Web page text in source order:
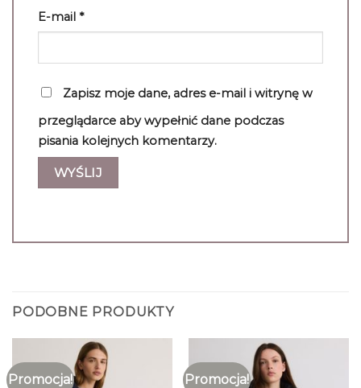
E-mail *
Zapisz moje dane, adres e-mail i witrynę w
przeglądarce aby wypełnić dane podczas
pisania kolejnych komentarzy.
PODOBNE PRODUKTY
Promocja! Promocja!